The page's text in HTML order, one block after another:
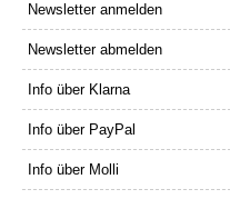
Newsletter anmelden
Newsletter abmelden
Info über Klarna
Info über PayPal
Info über Molli